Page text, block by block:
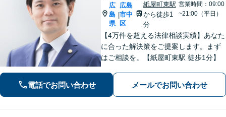
広
島
県
|
広島
市中
区
紙屋町東駅
から徒歩1
分
営業時間：09:00
~21:00（平日）
【4万件を超える法律相談実績】あなた
に合った解決策をご提案します。まず
はご相談を。【紙屋町東駅 徒歩1分】
電話でお問い合わせ メールでお問い合わせ